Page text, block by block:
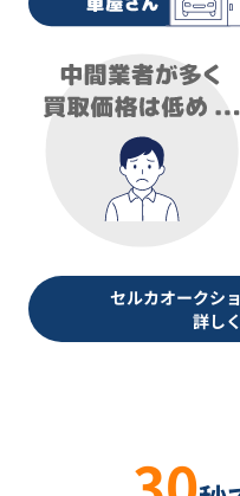
セルカオークシ
詳し